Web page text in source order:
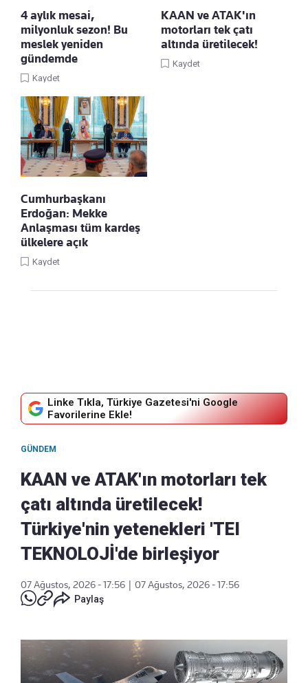
4 aylık mesai,
milyonluk sezon! Bu
meslek yeniden
gündemde
Kaydet
KAAN ve ATAK'ın
motorları tek çatı
altında üretilecek!
Kaydet
Cumhurbaşkanı
Erdoğan: Mekke
Anlaşması tüm kardeş
ülkelere açık
Kaydet
Linke Tıkla, Türkiye Gazetesi'ni Google
Favorilerine Ekle!
GÜNDEM
KAAN ve ATAK'ın motorları tek
çatı altında üretilecek!
Türkiye'nin yetenekleri 'TEI
TEKNOLOJİ'de birleşiyor
07 Ağustos, 2026 - 17:56
07 Ağustos, 2026 - 17:56
Paylaş